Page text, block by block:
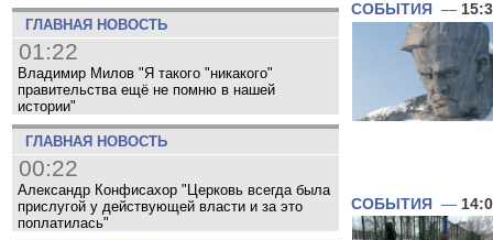
ГЛАВНАЯ НОВОСТЬ
01:22
Владимир Милов "Я такого "никакого"
правительства ещё не помню в нашей
истории"
ГЛАВНАЯ НОВОСТЬ
00:22
Александр Конфисахор "Церковь всегда была
прислугой у действующей власти и за это
поплатилась"
СОБЫТИЯ —
СОБЫТИЯ —